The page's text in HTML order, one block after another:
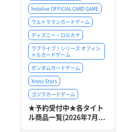
hololive OFFICIAL CARD GAME
ウルトラマンカードゲーム
ディズニー・ロルカナ
ラブライブ！シリーズ オフィシ
ャルカードゲーム
ガンダムカードゲーム
Xross Stars
ゴジラカードゲーム
★予約受付中★各タイト
ル商品一覧(2026年7月...